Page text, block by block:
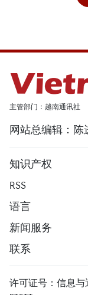
主管部门：越南通讯社
网站总编辑：陈
知识产权
RSS
语言
新闻服务
联系
许可证号：信息与